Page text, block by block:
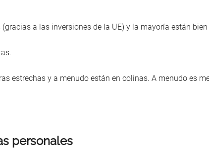
a las inversiones de la UE) y la mayoría están
estrechas y a menudo están en colinas. A menudo es
personales